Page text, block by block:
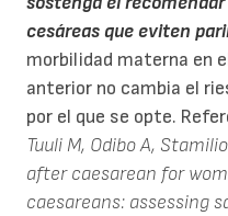
cesáreas que eviten
morbilidad materna en
anterior no cambia el
por el que se opte.
Tuuli M, Odibo A,
after caesarean for
caesareans: assessing